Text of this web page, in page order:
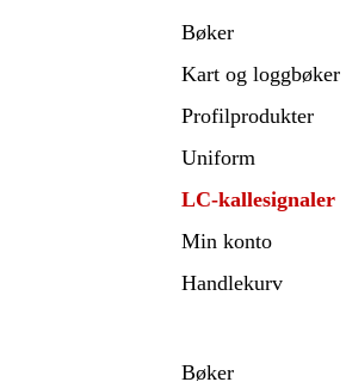
Bøker
Kart og loggbøker
Profilprodukter
Uniform
LC-kallesignaler
Min konto
Handlekurv
Bøker